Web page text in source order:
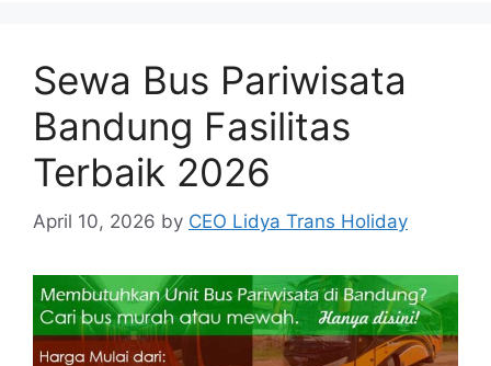
Sewa Bus Pariwisata
Bandung Fasilitas
Terbaik 2026
April 10, 2026 by CEO Lidya Trans Holiday